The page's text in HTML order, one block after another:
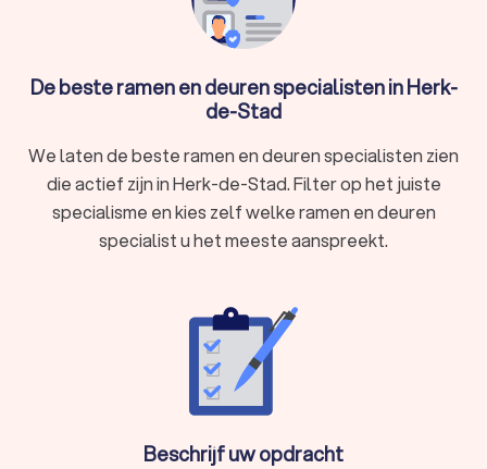
De beste ramen en deuren specialisten in Herk-
de-Stad
We laten de beste ramen en deuren specialisten zien
die actief zijn in Herk-de-Stad. Filter op het juiste
specialisme en kies zelf welke ramen en deuren
specialist u het meeste aanspreekt.
Beschrijf uw opdracht